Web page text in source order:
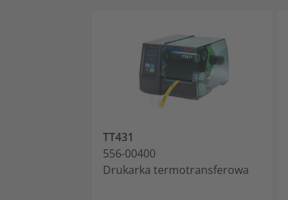
TT431
556-00400
Drukarka termotransferowa